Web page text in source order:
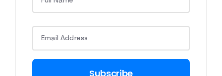
Subscribe